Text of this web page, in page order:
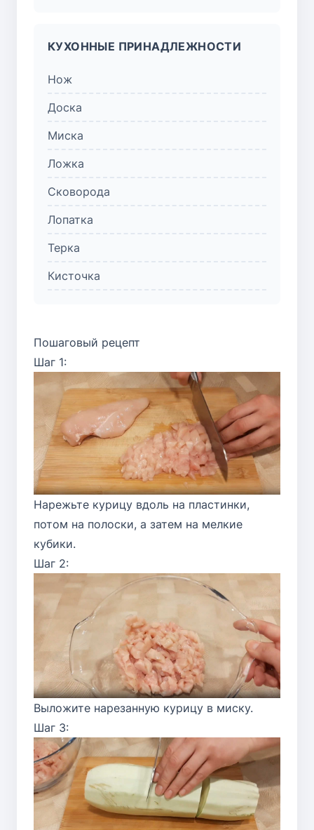
КУХОННЫЕ ПРИНАДЛЕЖНОСТИ
Нож
Доска
Миска
Ложка
Сковорода
Лопатка
Терка
Кисточка
Пошаговый рецепт
Шаг 1:
Нарежьте курицу вдоль на пластинки,
потом на полоски, а затем на мелкие
кубики.
Шаг 2:
Выложите нарезанную курицу в миску.
Шаг 3: